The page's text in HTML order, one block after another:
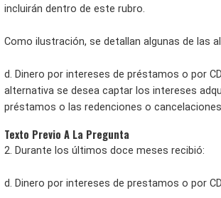
incluirán dentro de este rubro.
Como ilustración, se detallan algunas de las
d. Dinero por intereses de préstamos o por
alternativa se desea captar los intereses
préstamos o las redenciones o
Texto Previo A La Pregunta
2. Durante los últimos doce meses recibió:
d. Dinero por intereses de prestamos o por